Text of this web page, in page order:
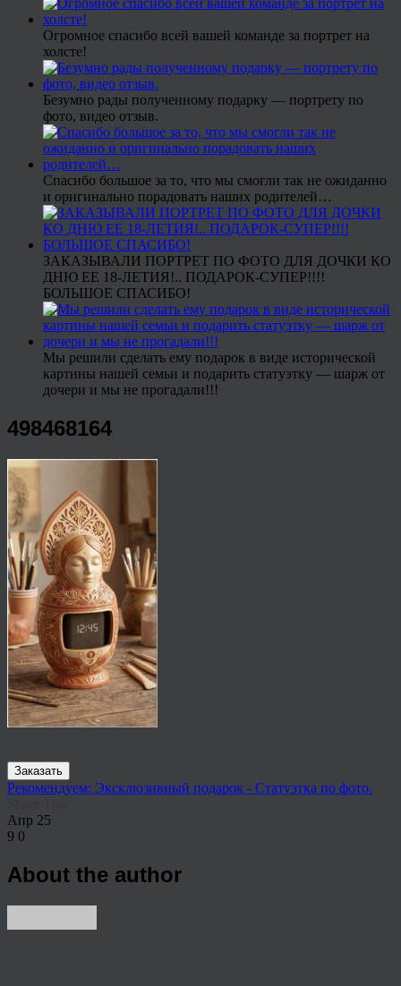
Огромное спасибо всей вашей команде за портрет на
холсте!
Безумно рады полученному подарку — портрету по
фото, видео отзыв.
Спасибо большое за то, что мы смогли так не ожиданно
и оригинально порадовать наших родителей…
ЗАКАЗЫВАЛИ ПОРТРЕТ ПО ФОТО ДЛЯ ДОЧКИ КО
ДНЮ ЕЕ 18-ЛЕТИЯ!.. ПОДАРОК-СУПЕР!!!!
БОЛЬШОЕ СПАСИБО!
Мы решили сделать ему подарок в виде исторической
картины нашей семьи и подарить статуэтку — шарж от
дочери и мы не прогадали!!!
498468164
Заказать
Рекомендуем: Эксклюзивный подарок - Статуэтка по фото.
Апр 25
9 0
About the author